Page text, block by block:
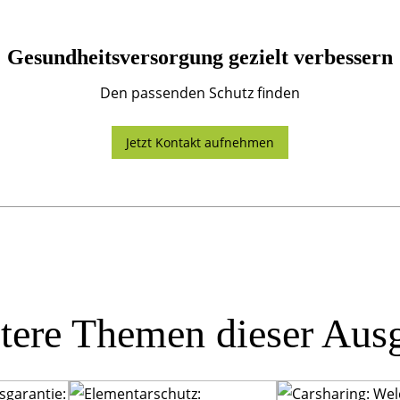
Gesundheitsversorgung gezielt verbessern
Den passenden Schutz finden
Jetzt Kontakt aufnehmen
Themen dieser